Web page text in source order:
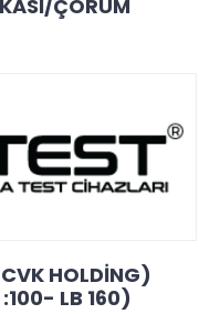
ÇORUM
HOLDİNG)
LB 160)